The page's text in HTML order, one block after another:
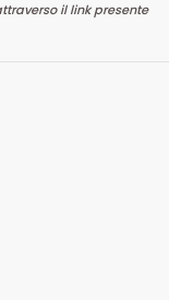
il link presente